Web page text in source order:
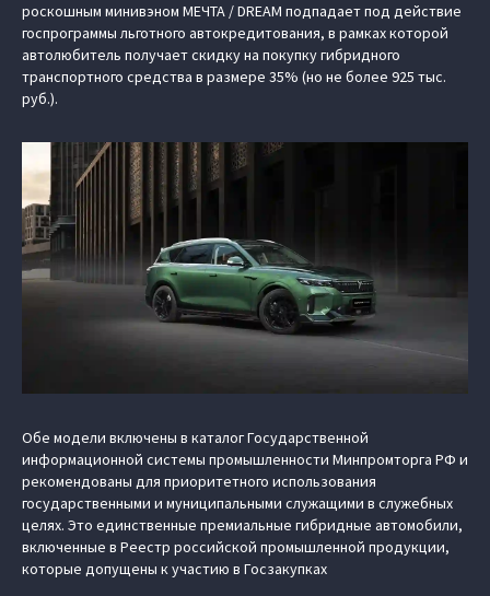
роскошным минивэном МЕЧТА / DREAM подпадает под действие
госпрограммы льготного автокредитования, в рамках которой
автолюбитель получает скидку на покупку гибридного
транспортного средства в размере 35% (но не более 925 тыс.
руб.).
Обе модели включены в каталог Государственной
информационной системы промышленности Минпромторга РФ и
рекомендованы для приоритетного использования
государственными и муниципальными служащими в служебных
целях. Это единственные премиальные гибридные автомобили,
включенные в Реестр российской промышленной продукции,
которые допущены к участию в Госзакупках